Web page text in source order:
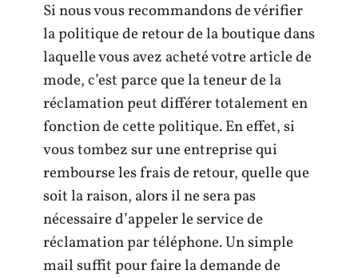
Si nous vous recommandons de vérifier
la politique de retour de la boutique dans
laquelle vous avez acheté votre article de
mode, c’est parce que la teneur de la
réclamation peut différer totalement en
fonction de cette politique. En effet, si
vous tombez sur une entreprise qui
rembourse les frais de retour, quelle que
soit la raison, alors il ne sera pas
nécessaire d’appeler le service de
réclamation par téléphone. Un simple
mail suffit pour faire la demande de